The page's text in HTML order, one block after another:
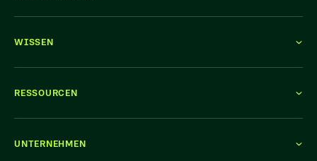
WISSEN
RESSOURCEN
UNTERNEHMEN